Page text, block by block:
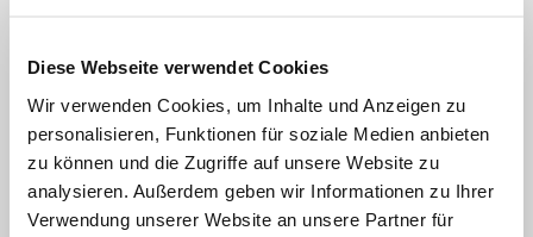
Diese Webseite verwendet Cookies
Wir verwenden Cookies, um Inhalte und Anzeigen zu
personalisieren, Funktionen für soziale Medien anbieten
zu können und die Zugriffe auf unsere Website zu
analysieren. Außerdem geben wir Informationen zu Ihrer
Verwendung unserer Website an unsere Partner für
war die wichtigste katholische Kirche in
der Hauptstadt zuvor wegen Sanierungs-
und Umbauarbeiten geschlossen
gewesen. Die Kosten für die
Baumaßnahme beliefen sich den